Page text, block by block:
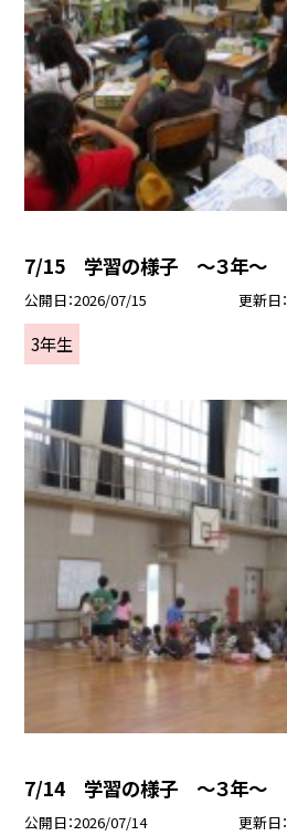
7/15 学習の様子 ～３年～
公開日 2026/07/15 更新日
3年生
7/14 学習の様子 ～３年～
公開日 2026/07/14 更新日